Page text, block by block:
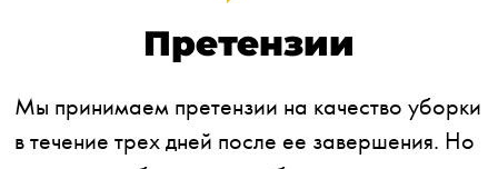
Претензии
Мы принимаем претензии на качество уборки
в течение трех дней после ее завершения. Но